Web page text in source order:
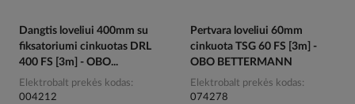
Dangtis loveliui 400mm su
fiksatoriumi cinkuotas DRL
400 FS [3m] - OBO...
Elektrobalt prekės kodas
004212
Pertvara loveliui 60mm
cinkuota TSG 60 FS [3m] -
OBO BETTERMANN
Elektrobalt prekės kodas
074278